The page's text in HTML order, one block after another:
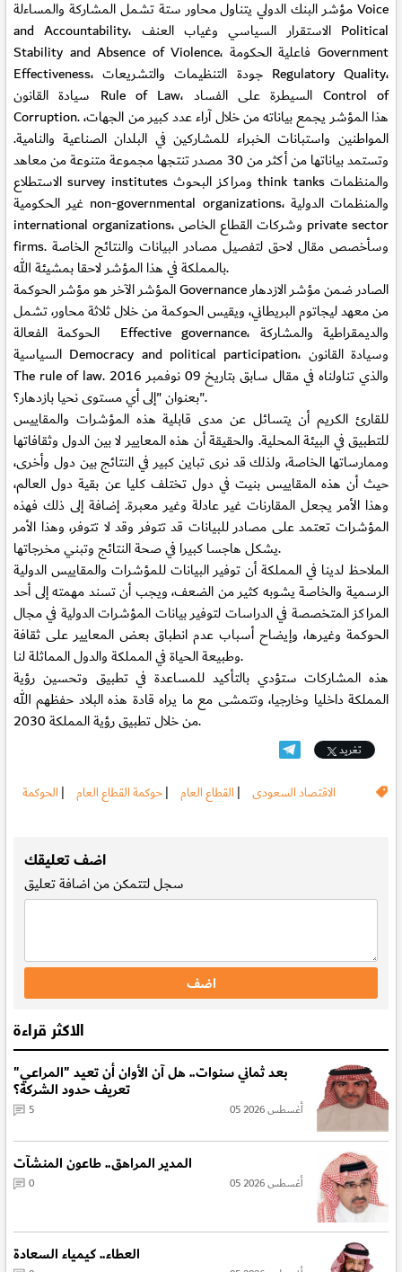
مؤشر البنك الدولي يتناول محاور ستة تشمل المشاركة والمساءلة Voice
and Accountability، الاستقرار السياسي وغياب العنف Political
Stability and Absence of Violence، فاعلية الحكومة Government
Effectiveness، جودة التنظيمات والتشريعات Regulatory Quality،
سيادة القانون Rule of Law، السيطرة على الفساد Control of
Corruption. هذا المؤشر يجمع بياناته من خلال آراء عدد كبير من الجهات،
المواطنين واستبانات الخبراء للمشاركين في البلدان الصناعية والنامية.
وتستمد بياناتها من أكثر من 30 مصدر تنتجها مجموعة متنوعة من معاهد
الاستطلاع survey institutes ومراكز البحوث think tanks والمنظمات
غير الحكومية non-governmental organizations، والمنظمات الدولية
international organizations، وشركات القطاع الخاص private sector
firms. وسأخصص مقال لاحق لتفصيل مصادر البيانات والنتائج الخاصة
بالمملكة في هذا المؤشر لاحقا بمشيئة الله.
المؤشر الآخر هو مؤشر الحوكمة Governance الصادر ضمن مؤشر الازدهار
من معهد ليجاتوم البريطاني، ويقيس الحوكمة من خلال ثلاثة محاور، تشمل
الحوكمة الفعالة Effective governance، والديمقراطية والمشاركة
السياسية Democracy and political participation، وسيادة القانون
The rule of law. والذي تناولناه في مقال سابق بتاريخ 09 نوفمبر 2016
بعنوان "إلى أي مستوى نحيا بازدهار؟".
للقارئ الكريم أن يتسائل عن مدى قابلية هذه المؤشرات والمقاييس
للتطبيق في البيئة المحلية. والحقيقة أن هذه المعايير لا بين الدول وثقافاتها
وممارساتها الخاصة، ولذلك قد نرى تباين كبير في النتائج بين دول وأخرى،
حيث أن هذه المقاييس بنيت في دول تختلف كليا عن بقية دول العالم،
وهذا الأمر يجعل المقارنات غير عادلة وغير معبرة. إضافة إلى ذلك فهذه
المؤشرات تعتمد على مصادر للبيانات قد تتوفر وقد لا تتوفر، وهذا الأمر
يشكل هاجسا كبيرا في صحة النتائج وتبني مخرجاتها.
الملاحظ لدينا في المملكة أن توفير البيانات للمؤشرات والمقاييس الدولية
الرسمية والخاصة يشوبه كثير من الضعف، ويجب أن تسند مهمته إلى أحد
المراكز المتخصصة في الدراسات لتوفير بيانات المؤشرات الدولية في مجال
الحوكمة وغيرها، وإيضاح أسباب عدم انطباق بعض المعايير على ثقافة
وطبيعة الحياة في المملكة والدول المماثلة لنا.
هذه المشاركات ستؤدي بالتأكيد للمساعدة في تطبيق وتحسين رؤية
المملكة داخليا وخارجيا، وتتمشى مع ما يراه قادة هذه البلاد حفظهم الله
من خلال تطبيق رؤية المملكة 2030.
تغريد
الاقتصاد السعودى | القطاع العام |حوكمة القطاع العام | الحوكمة
اضف تعليقك
سجللتتمكن من اضافة تعليق
الاكثر قراءة
بعد ثماني سنوات.. هل آن الأوان أن تعيد "المراعي"
تعريف حدود الشركة؟
05 أغسطس 2026 5
المدير المراهق.. طاعون المنشآت
05 أغسطس 2026 0
العطاء.. كيمياء السعادة